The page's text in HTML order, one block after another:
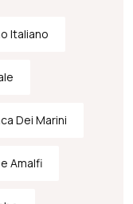
Italiano
Dei Marini
Amalfi